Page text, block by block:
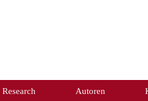
Research Autoren